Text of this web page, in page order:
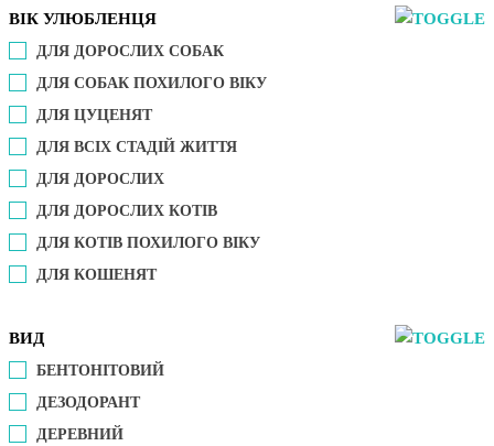
ВІК УЛЮБЛЕНЦЯ
ДЛЯ ДОРОСЛИХ СОБАК
ДЛЯ СОБАК ПОХИЛОГО ВІКУ
ДЛЯ ЦУЦЕНЯТ
ДЛЯ ВСІХ СТАДІЙ ЖИТТЯ
ДЛЯ ДОРОСЛИХ
ДЛЯ ДОРОСЛИХ КОТІВ
ДЛЯ КОТІВ ПОХИЛОГО ВІКУ
ДЛЯ КОШЕНЯТ
ВИД
БЕНТОНІТОВИЙ
ДЕЗОДОРАНТ
ДЕРЕВНИЙ